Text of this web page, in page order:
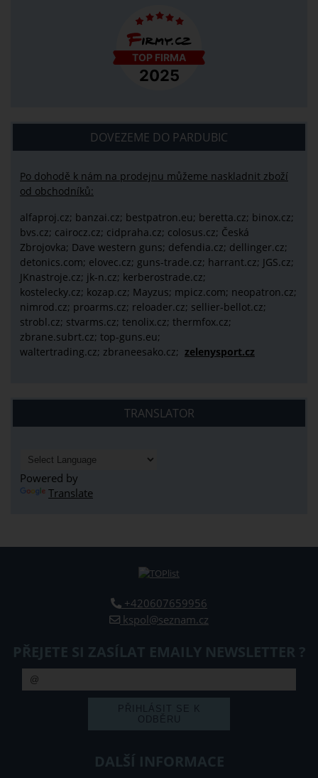
DOVEZEME DO PARDUBIC
Po dohodě k nám na prodejnu můžeme naskladnit zboží
od obchodníků:
alfaproj.cz; banzai.cz; bestpatron.eu; beretta.cz; binox.cz;
bvs.cz; cairocz.cz; cidpraha.cz; colosus.cz; Česká
Zbrojovka; Dave western guns; defendia.cz; dellinger.cz;
detonics.com; elovec.cz; guns-trade.cz; harrant.cz; JGS.cz;
JKnastroje.cz; jk-n.cz; kerberostrade.cz;
kostelecky.cz; kozap.cz; Mayzus; mpicz.com; neopatron.cz;
nimrod.cz; proarms.cz; reloader.cz; sellier-bellot.cz;
strobl.cz; stvarms.cz; tenolix.cz; thermfox.cz;
zbrane.subrt.cz; top-guns.eu;
waltertrading.cz; zbraneesako.cz; zelenysport.cz
TRANSLATOR
Powered by
Translate
+420607659956
kspol@seznam.cz
PŘEJETE SI ZASÍLAT EMAILY NEWSLETTER ?
DALŠÍ INFORMACE